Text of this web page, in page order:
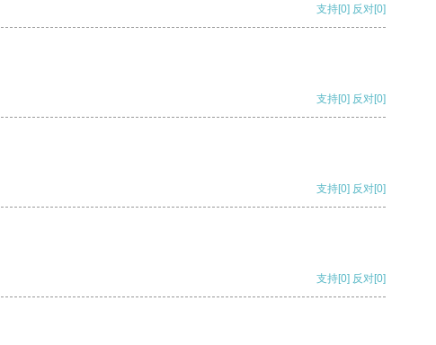
支持[0] 反对[0]
支持[0] 反对[0]
支持[0] 反对[0]
支持[0] 反对[0]